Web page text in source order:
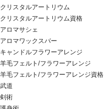
クリスタルアートリウム
クリスタルアートリウム資格
アロマサシェ
アロマワックスバー
キャンドルフラワーアレンジ
羊毛フェルト/フラワーアレンジ
羊毛フェルト/フラワーアレンジ資格
武道
剣術